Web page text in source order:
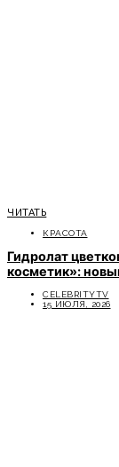
ЧИТАТЬ
КРАСОТА
Гидролат
косметик»:
CELEBRITYTV
15 ИЮЛЯ, 2026